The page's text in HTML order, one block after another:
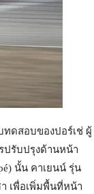
ทดสอบของปอร์เช่ ผู้
ปรับปรุงด้านหน้า
นั้น คาเยนน์ รุ่น
เพื่อเพิ่มพื้นที่หน้า